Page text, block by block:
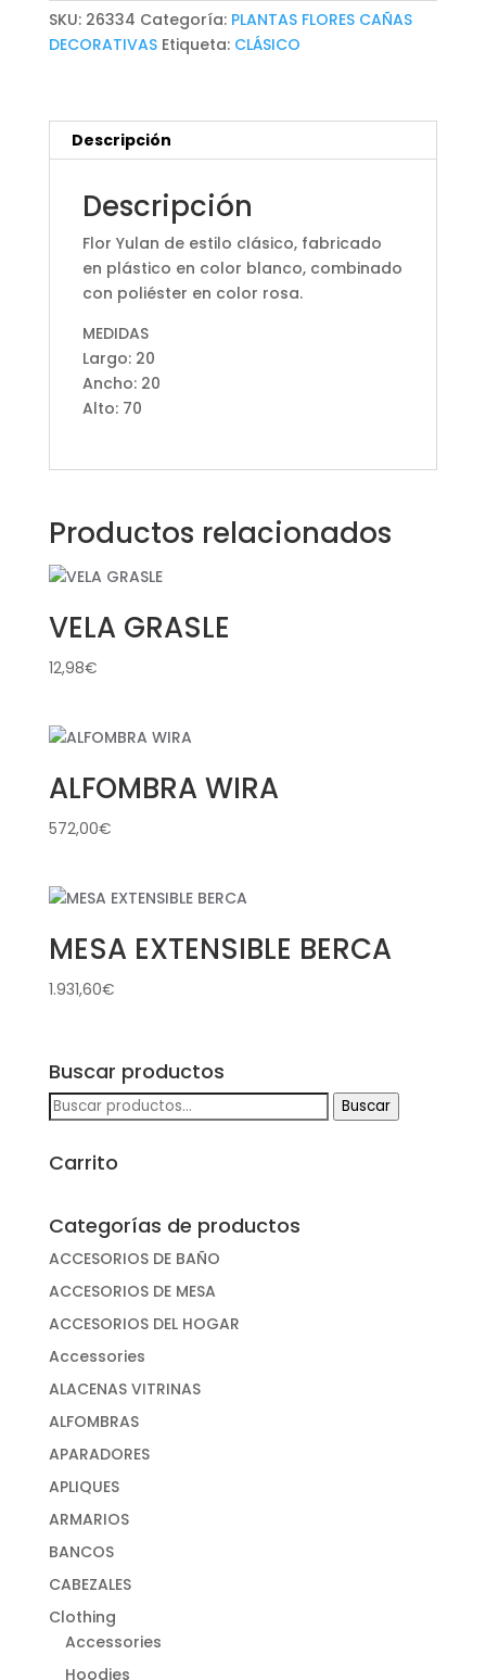
SKU: 26334 Categoría: PLANTAS FLORES CAÑAS
DECORATIVAS Etiqueta: CLÁSICO
Descripción
Descripción
Flor Yulan de estilo clásico, fabricado
en plástico en color blanco, combinado
con poliéster en color rosa.
MEDIDAS
Largo: 20
Ancho: 20
Alto: 70
Productos relacionados
VELA GRASLE
12,98€
ALFOMBRA WIRA
572,00€
MESA EXTENSIBLE BERCA
1.931,60€
Buscar productos
Buscar
Buscar
Carrito
Categorías de productos
ACCESORIOS DE BAÑO
ACCESORIOS DE MESA
ACCESORIOS DEL HOGAR
Accessories
ALACENAS VITRINAS
ALFOMBRAS
APARADORES
APLIQUES
ARMARIOS
BANCOS
CABEZALES
Clothing
Accessories
Hoodies